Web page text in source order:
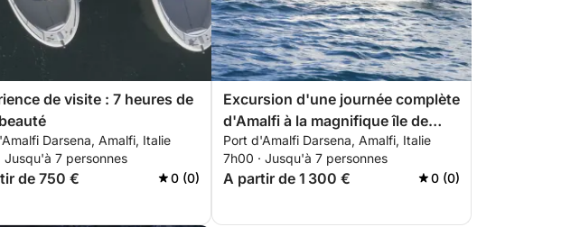
de visite : 7 heures de
Darsena, Amalfi, Italie
Jusqu'à 7 personnes
de 750 € 0 (0)
Excursion d'une journée complète
d'Amalfi à la magnifique île de
Capri
Port d'Amalfi Darsena, Amalfi, Italie
7h00 · Jusqu'à 7 personnes
A partir de 1 300 € 0 (0)